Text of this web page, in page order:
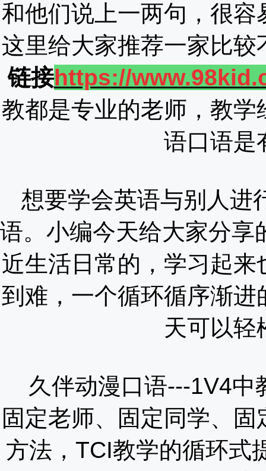
和他们说上一两句，很
这里给大家推荐一家比
链接https://
教都是专业的老师，教
语口语是
想要学会英语与别人进
语。小编今天给大家分享
近生活日常的，学习起
到难，一个循环循序渐
天可以轻
久伴动漫口语---1V4中
固定老师、固定同学、
方法，TCI教学的循环式